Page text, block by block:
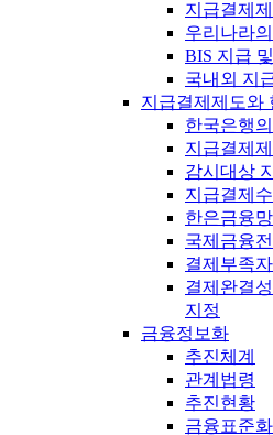
지급결제
우리나라
BIS 지급
국내외 지
지급결제제도와
한국은행
지급결제
감시대상
지급결제
한은금융
국제금융
결제부족
결제완결
지정
금융정보화
추진체계
관계법령
추진현황
금융표준화